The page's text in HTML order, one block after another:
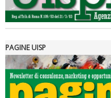
PAGINE UISP